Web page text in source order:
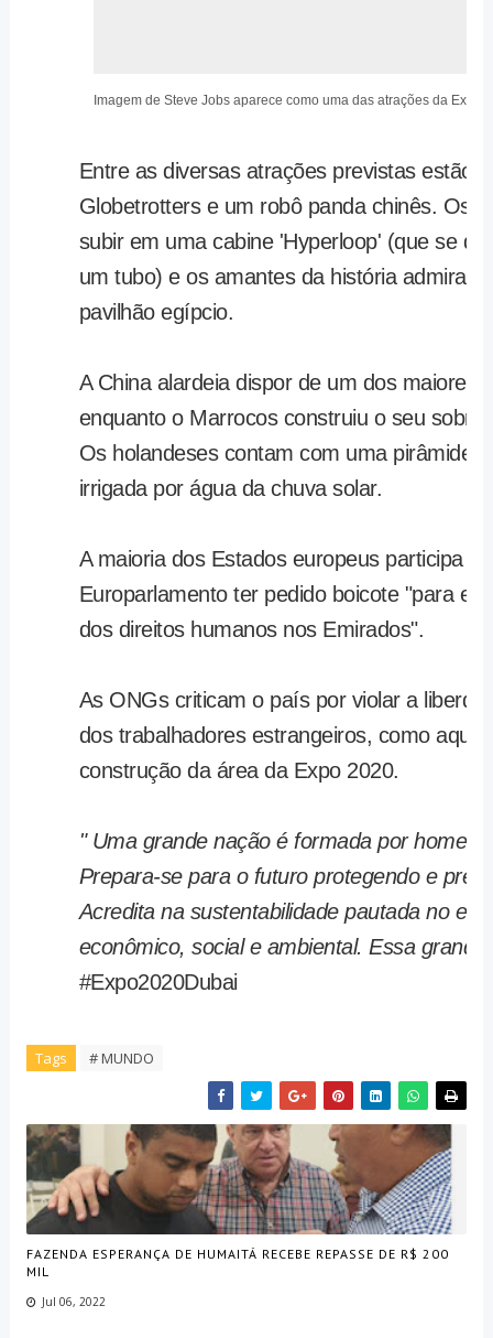
Imagem de Steve Jobs aparece como uma das atrações da
Entre as diversas atrações previstas estão
Globetrotters e um robô panda chinês. Os
subir em uma cabine 'Hyperloop' (que se
um tubo) e os amantes da história
pavilhão egípcio.
A China alardeia dispor de um dos maiores
enquanto o Marrocos construiu o seu
Os holandeses contam com uma pirâmide
irrigada por água da chuva solar.
A maioria dos Estados europeus participa
Europarlamento ter pedido boicote "para
dos direitos humanos nos Emirados".
As ONGs criticam o país por violar a
dos trabalhadores estrangeiros, como
construção da área da Expo 2020.
" Uma grande nação é formada por
Prepara-se para o futuro protegendo e
Acredita na sustentabilidade pautada no
econômico, social e ambiental. Essa
#Expo2020Dubai
Tags # MUNDO
FAZENDA ESPERANÇA DE HUMAITÁ RECEBE REPASSE DE R$ 200
MIL
Jul 06, 2022